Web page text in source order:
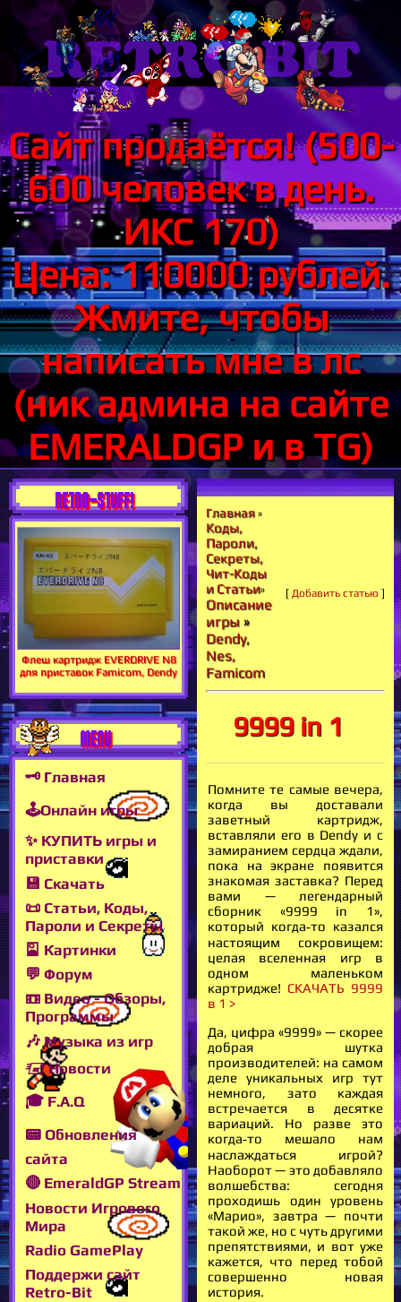
Сайт продаётся! (500-
600 человек в день.
ИКС 170)
Цена: 110000 рублей.
Жмите, чтобы
написать мне в лс
(ник админа на сайте
EMERALDGP и в TG)
RETRO-STUFF!
Флеш картридж EVERDRIVE N8
для приставок Famicom, Dendy
MENU
🗝 Главная
🕹Онлайн игры
✨ КУПИТЬ игры и
приставки
💾 Скачать
📜 Статьи, Коды,
Пароли и Секреты
🎴 Картинки
💬 Форум
📼 Видео - Обзоры,
Программы
🎶 Музыка из игр
🖅 Новости
🎓 F.A.Q
📟 Обновления
сайта
🔴 EmeraldGP Stream
Новости Игрового
Мира
Radio GamePlay
Поддержи сайт
Retro-Bit
Главная »
Коды,
Пароли,
Секреты,
Чит-Коды
и Статьи»
Описание
игры »
Dendy,
Nes,
Famicom
[ Добавить статью ]
9999 in 1
Помните те самые вечера,
когда вы доставали
заветный картридж,
вставляли его в Dendy и с
замиранием сердца ждали,
пока на экране появится
знакомая заставка? Перед
вами — легендарный
сборник «9999 in 1»,
который когда‑то казался
настоящим сокровищем:
целая вселенная игр в
одном маленьком
картридже! СКАЧАТЬ 9999
в 1 >
Да, цифра «9999» — скорее
добрая шутка
производителей: на самом
деле уникальных игр тут
немного, зато каждая
встречается в десятке
вариаций. Но разве это
когда‑то мешало нам
наслаждаться игрой?
Наоборот — это добавляло
волшебства: сегодня
проходишь один уровень
«Марио», завтра — почти
такой же, но с чуть другими
препятствиями, и вот уже
кажется, что перед тобой
совершенно новая
история.